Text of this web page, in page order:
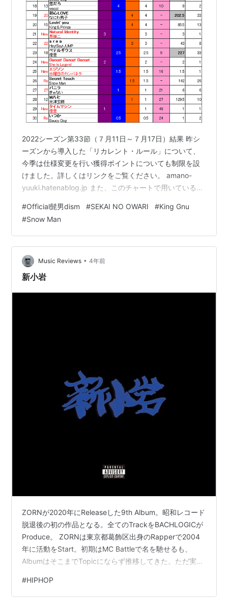
2022シーズン第33節（７月11日～７月17日）結果 昨シ
ーズンから導入した「リカレント・ルール」について、
今季は仕様変更を行い獲得ポイントについても制限を設
けました。詳しくはリンクをご覧ください。 amano-
yuuki.hatenablog.jp また、このチャートで用いている
クアップの要素を含め、Billboard Japan全体の仕様解説
も掲載しておりますので、併せてご覧いただければと思
います。 amano-yuuki.hatenablog.jp ※ 今週、CD売上の
取り扱いについてupdateされた部分があります。 …
#Official髭男dism #SEKAI NO OWARI #King Gnu
#Snow Man
Music Reviews • 4年前
新小岩
ZORNが2020年にReleaseした9th Album。昭和レコード
脱退後の初の作品となる。全てのTrackをBACHLOGICが
Produce。 ZORNは東京都葛飾区出身のRapperで2004
年に活動をStart。初期はMC Battleで名を馳せるも、
AlbumはそこまでTopicにならず推移してきた。ただ実力
端ない。脱退理由もPositiveだった為、今後の活躍に更に
期待したい。 OpeningはShinkoiwa Worldに誘う
#HIPHOP